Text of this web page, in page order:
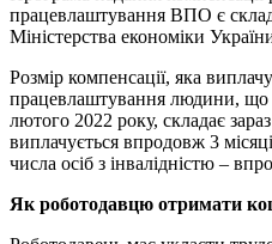
працевлаштування ВПО є
Міністерства економіки
Розмір компенсації, яка
працевлаштування людини, що
лютого 2022 року, складає
виплачується впродовж 3
числа осіб з інвалідністю –
Як роботодавцю отримати